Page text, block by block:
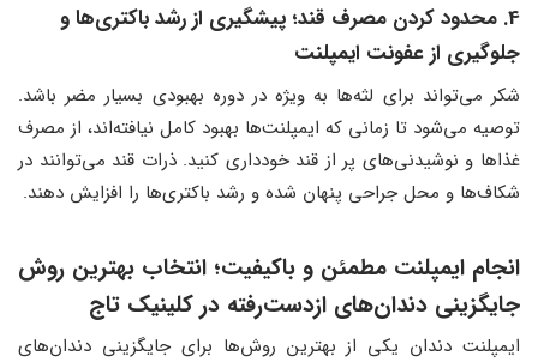
4. محدود کردن مصرف قند؛ پیشگیری از رشد باکتری‌ها و
جلوگیری از عفونت ایمپلنت
شکر می‌تواند برای لثه‌ها به ویژه در دوره بهبودی بسیار مضر باشد.
توصیه می‌شود تا زمانی که ایمپلنت‌ها بهبود کامل نیافته‌اند، از مصرف
غذاها و نوشیدنی‌های پر از قند خودداری کنید. ذرات قند می‌توانند در
شکاف‌ها و محل جراحی پنهان شده و رشد باکتری‌ها را افزایش دهند.
انجام ایمپلنت مطمئن و باکیفیت؛ انتخاب بهترین روش
جایگزینی دندان‌های ازدست‌رفته در کلینیک تاج
ایمپلنت دندان یکی از بهترین روش‌ها برای جایگزینی دندان‌های